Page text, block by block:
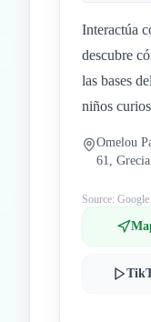
Interactúa
descubre
las bases
niños
Omelou
61, Grecia
Source: Google